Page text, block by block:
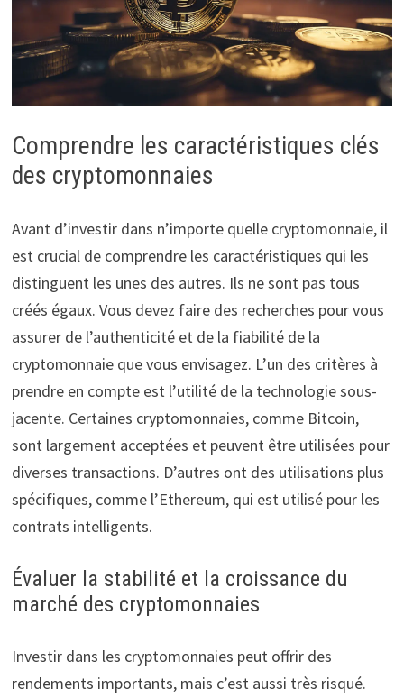
Comprendre les caractéristiques clés
des cryptomonnaies
Avant d’investir dans n’importe quelle cryptomonnaie, il
est crucial de comprendre les caractéristiques qui les
distinguent les unes des autres. Ils ne sont pas tous
créés égaux. Vous devez faire des recherches pour vous
assurer de l’authenticité et de la fiabilité de la
cryptomonnaie que vous envisagez. L’un des critères à
prendre en compte est l’utilité de la technologie sous-
jacente. Certaines cryptomonnaies, comme Bitcoin,
sont largement acceptées et peuvent être utilisées pour
diverses transactions. D’autres ont des utilisations plus
spécifiques, comme l’Ethereum, qui est utilisé pour les
contrats intelligents.
Évaluer la stabilité et la croissance du
marché des cryptomonnaies
Investir dans les cryptomonnaies peut offrir des
rendements importants, mais c’est aussi très risqué.